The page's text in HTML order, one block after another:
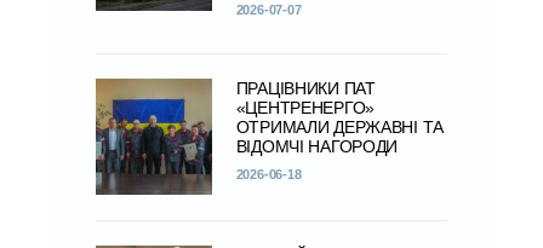
2026-07-07
ПРАЦІВНИКИ ПАТ
«ЦЕНТРЕНЕРГО»
ОТРИМАЛИ ДЕРЖАВНІ ТА
ВІДОМЧІ НАГОРОДИ
2026-06-18